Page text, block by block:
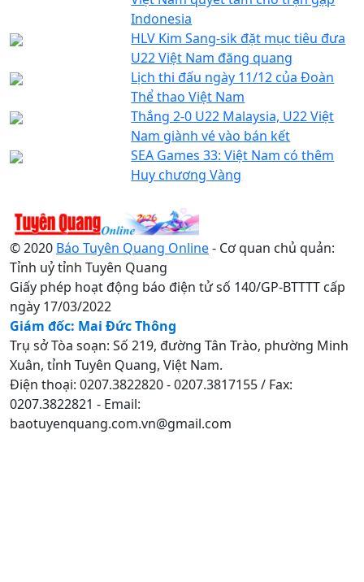
Indonesia
HLV Kim Sang-sik đặt mục tiêu đưa
U22 Việt Nam đăng quang
Lịch thi đấu ngày 11/12 của Đoàn
Thể thao Việt Nam
Thắng 2-0 U22 Malaysia, U22 Việt
Nam giành vé vào bán kết
SEA Games 33: Việt Nam có thêm
Huy chương Vàng
© 2020 Báo Tuyên Quang Online- Cơ quan chủ quản:
Tỉnh uỷ tỉnh Tuyên Quang
Giấy phép hoạt động báo điện tử số 140/GP-BTTTT cấp
ngày 17/03/2022
Giám đốc: Mai Đức Thông
Trụ sở Tòa soạn: Số 219, đường Tân Trào, phường Minh
Xuân, tỉnh Tuyên Quang, Việt Nam.
Điện thoại: 0207.3822820 - 0207.3817155 / Fax:
0207.3822821 - Email:
baotuyenquang.com.vn@gmail.com